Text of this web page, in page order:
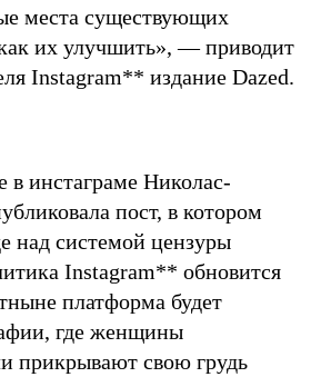
места существующих
их улучшить», — приводит
Instagram** издание Dazed.
в инстаграме Николас-
пост, в котором
над системой цензуры
Instagram** обновится
платформа будет
где женщины
прикрывают свою грудь